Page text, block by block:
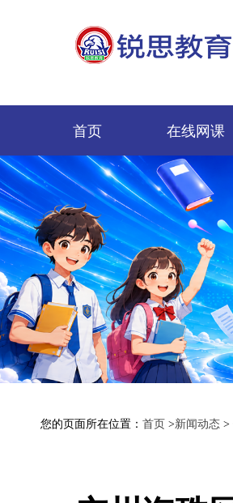
首页 在线网课
您的页面所在位置： 首页 >新闻动态 >